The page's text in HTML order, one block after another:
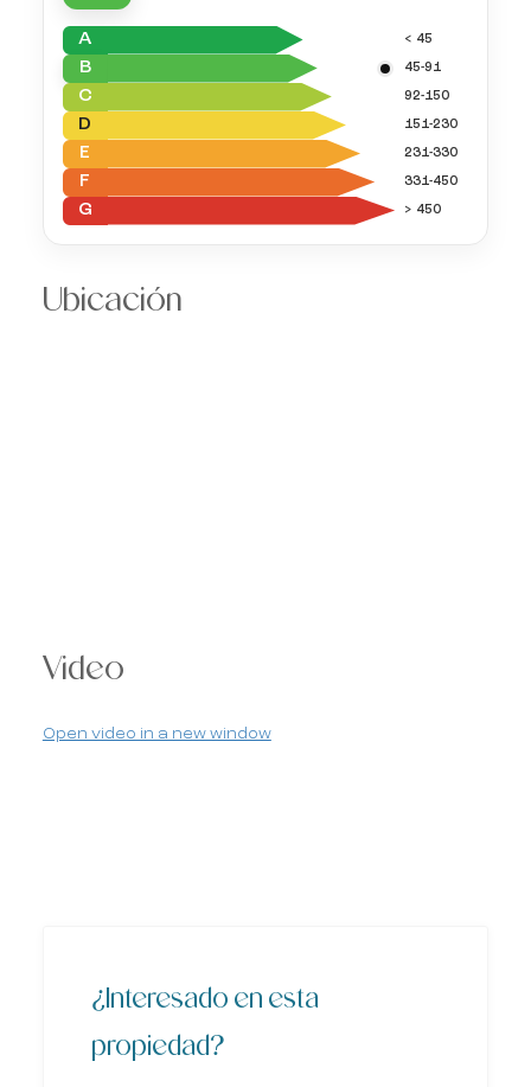
A < 45
B 45-91
C 92-150
D 151-230
E 231-330
F 331-450
G > 450
Ubicación
Video
Open video in a new window
¿Interesado en esta
propiedad?